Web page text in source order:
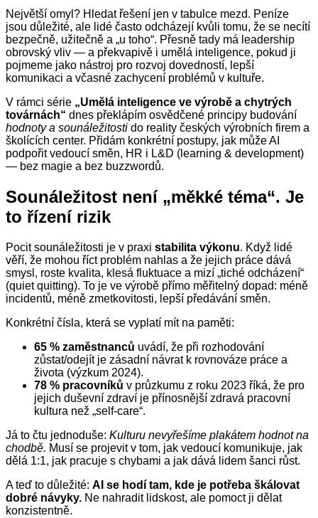
Největší omyl? Hledat řešení jen v tabulce mezd. Peníze
jsou důležité, ale lidé často odcházejí kvůli tomu, že se necítí
bezpečně, užitečně a „u toho“. Přesně tady má leadership
obrovský vliv — a překvapivě i umělá inteligence, pokud ji
pojmeme jako nástroj pro rozvoj dovedností, lepší
komunikaci a včasné zachycení problémů v kultuře.
V rámci série „Umělá inteligence ve výrobě a chytrých
továrnách“ dnes překlápím osvědčené principy budování
hodnoty a sounáležitosti do reality českých výrobních firem a
školících center. Přidám konkrétní postupy, jak může AI
podpořit vedoucí směn, HR i L&D (learning & development)
— bez magie a bez buzzwordů.
Sounáležitost není „měkké téma“. Je
to řízení rizik
Pocit sounáležitosti je v praxi stabilita výkonu. Když lidé
věří, že mohou říct problém nahlas a že jejich práce dává
smysl, roste kvalita, klesá fluktuace a mizí „tiché odcházení“
(quiet quitting). To je ve výrobě přímo měřitelný dopad: méně
incidentů, méně zmetkovitosti, lepší předávání směn.
Konkrétní čísla, která se vyplatí mít na paměti:
65 % zaměstnanců uvádí, že při rozhodování
zůstat/odejít je zásadní návrat k rovnováze práce a
života (výzkum 2024).
78 % pracovníků v průzkumu z roku 2023 říká, že pro
jejich duševní zdraví je přínosnější zdravá pracovní
kultura než „self‑care“.
Já to čtu jednoduše: Kulturu nevyřešíme plakátem hodnot na
chodbě. Musí se projevit v tom, jak vedoucí komunikuje, jak
dělá 1:1, jak pracuje s chybami a jak dává lidem šanci růst.
A teď to důležité: AI se hodí tam, kde je potřeba škálovat
dobré návyky. Ne nahradit lidskost, ale pomoct ji dělat
konzistentně.